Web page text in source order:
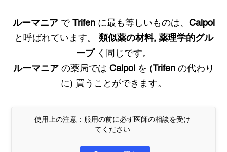
ルーマニアで Trifenに最も等しいものは、 Calpol
と呼ばれています。
類似薬の材料, 薬理学的グル
ープ く同じです。
ルーマニアの薬局では Calpol を (Trifenの代わり
に) 買うことができます。
使用上の注意：服用の前に必ず医師の相談を受け
てください